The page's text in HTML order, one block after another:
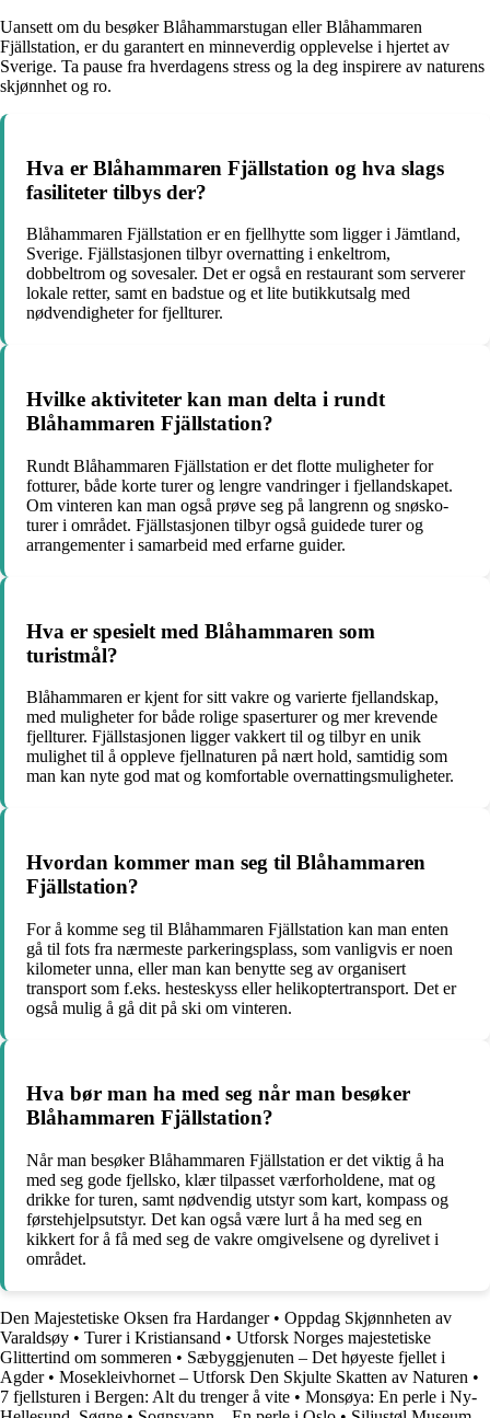
Uansett om du besøker Blåhammarstugan eller Blåhammaren
Fjällstation, er du garantert en minneverdig opplevelse i hjertet av
Sverige. Ta pause fra hverdagens stress og la deg inspirere av naturens
skjønnhet og ro.
Hva er Blåhammaren Fjällstation og hva slags
fasiliteter tilbys der?
Blåhammaren Fjällstation er en fjellhytte som ligger i Jämtland,
Sverige. Fjällstasjonen tilbyr overnatting i enkeltrom,
dobbeltrom og sovesaler. Det er også en restaurant som serverer
lokale retter, samt en badstue og et lite butikkutsalg med
nødvendigheter for fjellturer.
Hvilke aktiviteter kan man delta i rundt
Blåhammaren Fjällstation?
Rundt Blåhammaren Fjällstation er det flotte muligheter for
fotturer, både korte turer og lengre vandringer i fjellandskapet.
Om vinteren kan man også prøve seg på langrenn og snøsko-
turer i området. Fjällstasjonen tilbyr også guidede turer og
arrangementer i samarbeid med erfarne guider.
Hva er spesielt med Blåhammaren som
turistmål?
Blåhammaren er kjent for sitt vakre og varierte fjellandskap,
med muligheter for både rolige spaserturer og mer krevende
fjellturer. Fjällstasjonen ligger vakkert til og tilbyr en unik
mulighet til å oppleve fjellnaturen på nært hold, samtidig som
man kan nyte god mat og komfortable overnattingsmuligheter.
Hvordan kommer man seg til Blåhammaren
Fjällstation?
For å komme seg til Blåhammaren Fjällstation kan man enten
gå til fots fra nærmeste parkeringsplass, som vanligvis er noen
kilometer unna, eller man kan benytte seg av organisert
transport som f.eks. hesteskyss eller helikoptertransport. Det er
også mulig å gå dit på ski om vinteren.
Hva bør man ha med seg når man besøker
Blåhammaren Fjällstation?
Når man besøker Blåhammaren Fjällstation er det viktig å ha
med seg gode fjellsko, klær tilpasset værforholdene, mat og
drikke for turen, samt nødvendig utstyr som kart, kompass og
førstehjelpsutstyr. Det kan også være lurt å ha med seg en
kikkert for å få med seg de vakre omgivelsene og dyrelivet i
området.
Den Majestetiske Oksen fra Hardanger• Oppdag Skjønnheten av
Varaldsøy • Turer i Kristiansand • Utforsk Norges majestetiske
Glittertind om sommeren • Sæbyggjenuten – Det høyeste fjellet i
Agder• Mosekleivhornet – Utforsk Den Skjulte Skatten av Naturen •
7 fjellsturen i Bergen: Alt du trenger å vite • Monsøya: En perle i Ny-